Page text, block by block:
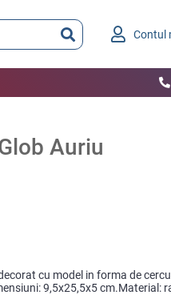
Contul
Auriu
cu model in forma de
9,5x25,5x5 cm.Material: